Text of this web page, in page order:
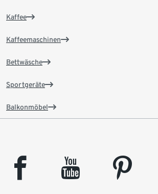
Kaffee
Kaffeemaschinen
Bettwäsche
Sportgeräte
Balkonmöbel
facebook youtube pinterest